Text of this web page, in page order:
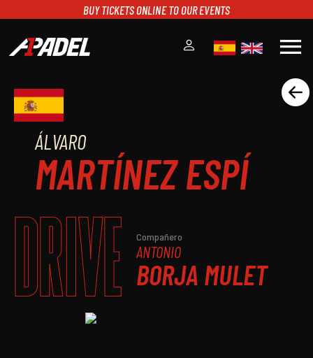
BUY TICKETS ONLINE TO OUR EVENTS
menu
NOTICIAS
MULTIMEDIA
ÁLVARO
MARTÍNEZ ESPÍ
DRIVE Compañero
ANTONIO
BORJA MULET